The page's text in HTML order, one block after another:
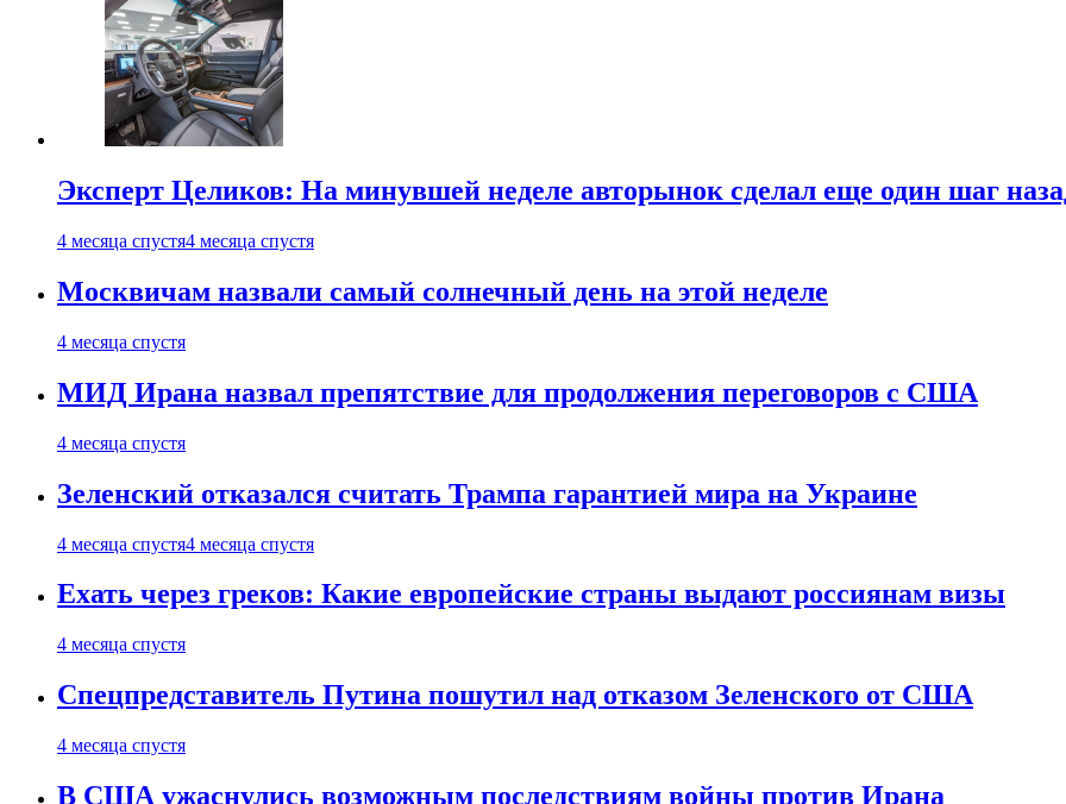
Эксперт Целиков: На минувшей неделе авторынок сделал еще один шаг
4 месяца спустя4 месяца спустя
Москвичам назвали самый солнечный день на этой неделе
4 месяца спустя
МИД Ирана назвал препятствие для продолжения переговоров с США
4 месяца спустя
Зеленский отказался считать Трампа гарантией мира на Украине
4 месяца спустя4 месяца спустя
Ехать через греков: Какие европейские страны выдают россиянам визы
4 месяца спустя
Спецпредставитель Путина пошутил над отказом Зеленского от США
4 месяца спустя
В США ужаснулись возможным последствиям войны против Ирана